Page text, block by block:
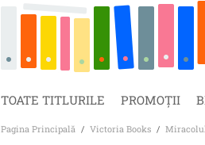
TOATE TITLURILE PROMOȚII
Pagina Principală / Victoria Books /